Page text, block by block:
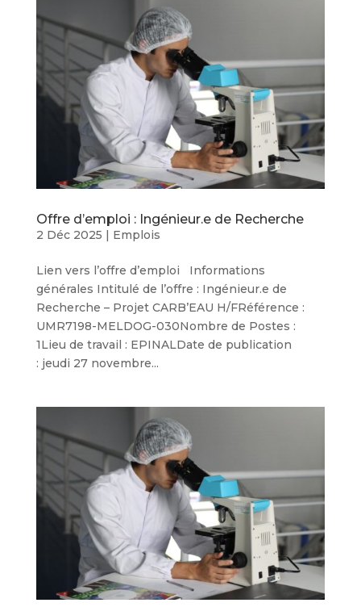
Offre d’emploi : Ingénieur.e de Recherche
2 Déc 2025 | Emplois
Lien vers l’offre d’emploi Informations
générales Intitulé de l’offre : Ingénieur.e de
Recherche – Projet CARB’EAU H/FRéférence :
UMR7198-MELDOG-030Nombre de Postes :
1Lieu de travail : EPINALDate de publication
: jeudi 27 novembre...